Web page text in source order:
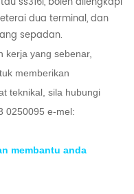
dua terminal, dan
sepadan.
kerja yang sebenar,
memberikan
teknikal, sila hubungi
0250095 e-mel:
membantu anda